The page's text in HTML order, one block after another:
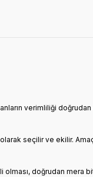
verimliliği
seçilir ve ekilir.
doğrudan mera